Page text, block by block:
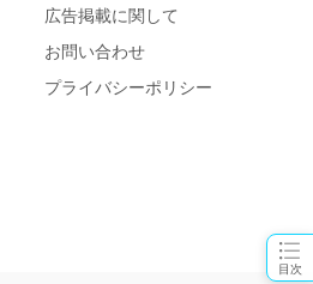
目次
広告掲載に関して
お問い合わせ
プライバシーポリシー